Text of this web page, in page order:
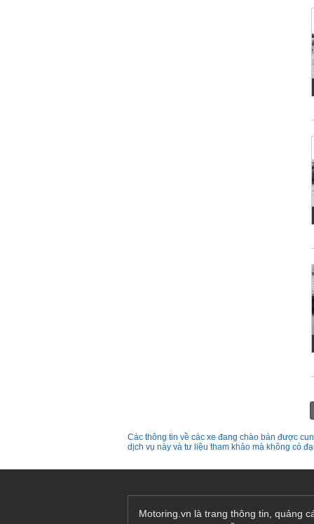
Các thông tin về các xe đang chào bán được
dịch vụ này và tư liệu tham khảo mà không có
Motoring.vn là trang thông tin, quảng